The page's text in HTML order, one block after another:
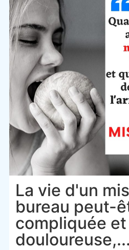
La vie d'un
bureau peut-
compliquée et
douloureuse,...